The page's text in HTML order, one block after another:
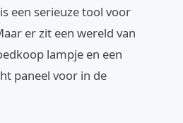
een serieuze tool voor
er zit een wereld van
lampje en een
paneel voor in de